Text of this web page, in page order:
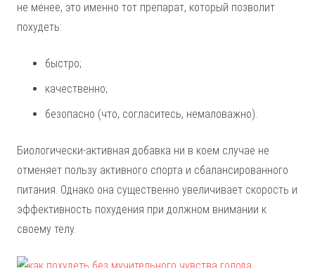
не менее, это именно тот препарат, который позволит
похудеть:
быстро;
качественно;
безопасно (что, согласитесь, немаловажно).
Биологически-активная добавка ни в коем случае не
отменяет пользу активного спорта и сбалансированного
питания. Однако она существенно увеличивает скорость и
эффективность похудения при должном внимании к
своему телу.